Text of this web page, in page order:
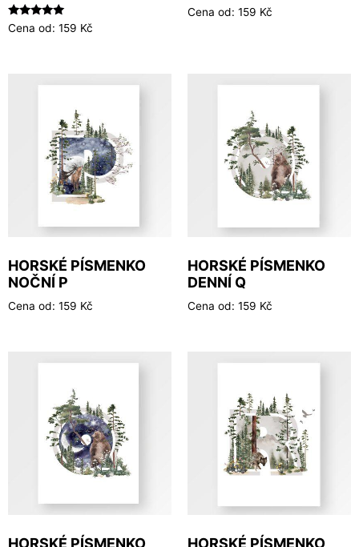
Hodnocení
5.00
Cena od: 159 Kč
Cena od: 159 Kč
HORSKÉ PÍSMENKO
NOČNÍ P
Cena od: 159 Kč
HORSKÉ PÍSMENKO
DENNÍ Q
Cena od: 159 Kč
HORSKÉ PÍSMENKO
HORSKÉ PÍSMENKO